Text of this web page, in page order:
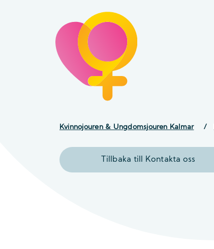
Kvinnojouren & Ungdomsjouren Kalmar /
Tillbaka till Kontakta oss